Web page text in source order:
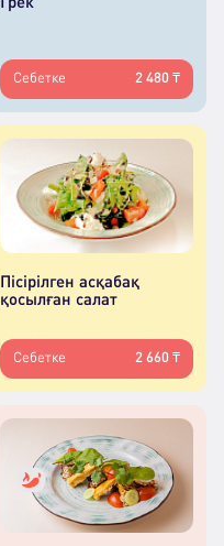
Грек
Себетке 2 480 ₸
Пісірілген асқабақ
қосылған салат
Себетке 2 660 ₸